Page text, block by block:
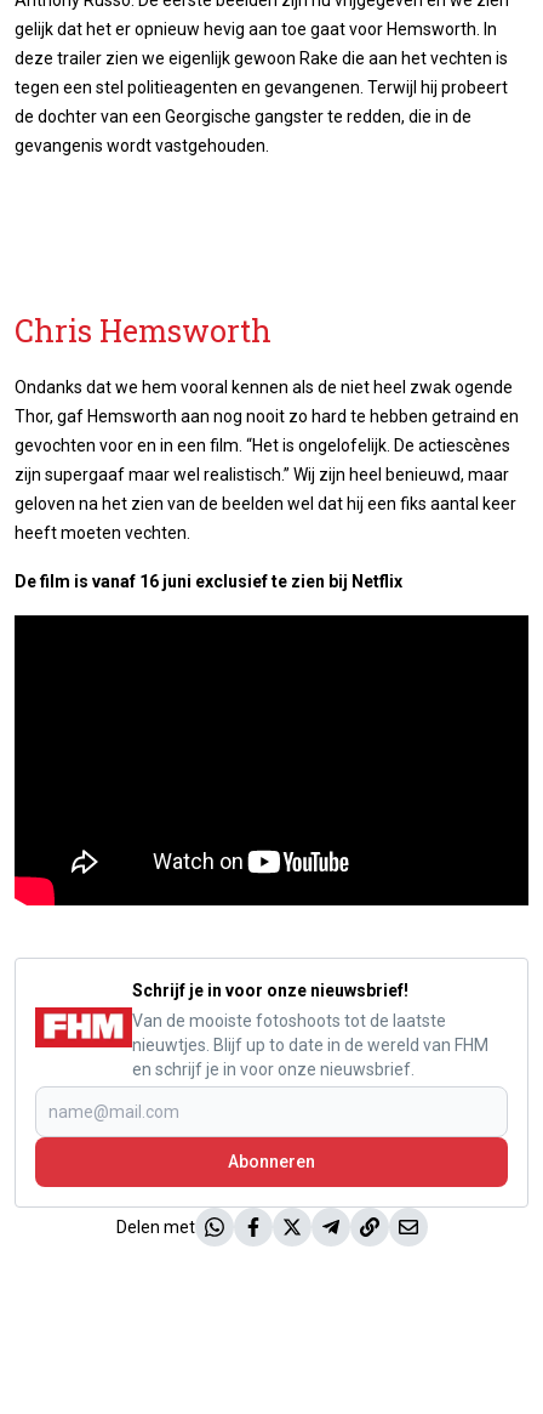
gelijk dat het er opnieuw hevig aan toe gaat voor Hemsworth. In
deze trailer zien we eigenlijk gewoon Rake die aan het vechten is
tegen een stel politieagenten en gevangenen. Terwijl hij probeert
de dochter van een Georgische gangster te redden, die in de
gevangenis wordt vastgehouden.
Chris Hemsworth
Ondanks dat we hem vooral kennen als de niet heel zwak ogende
Thor, gaf Hemsworth aan nog nooit zo hard te hebben getraind en
gevochten voor en in een film. “Het is ongelofelijk. De actiescènes
zijn supergaaf maar wel realistisch.” Wij zijn heel benieuwd, maar
geloven na het zien van de beelden wel dat hij een fiks aantal keer
heeft moeten vechten.
De film is vanaf 16 juni exclusief te zien bij Netflix
Schrijf je in voor onze nieuwsbrief!
Van de mooiste fotoshoots tot de laatste
nieuwtjes. Blijf up to date in de wereld van FHM
en schrijf je in voor onze nieuwsbrief.
Abonneren
Delen met